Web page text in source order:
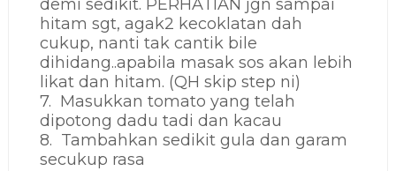
demi sedikit. PERHATIAN jgn sampai
hitam sgt, agak2 kecoklatan dah
cukup, nanti tak cantik bile
dihidang..apabila masak sos akan lebih
likat dan hitam. (QH skip step ni)
7. Masukkan tomato yang telah
dipotong dadu tadi dan kacau
8. Tambahkan sedikit gula dan garam
secukup rasa